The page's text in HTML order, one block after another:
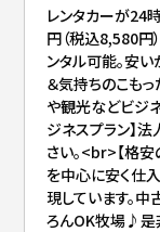
レンタカーが24
円（税込8,580円
ンタル可能。安
＆気持ちのこも
や観光などビジ
ジネスプラン】
さい。<br>【格
を中心に安く仕
現しています。
ろんOK牧場♪是